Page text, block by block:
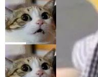
现实 过去两年，CIO们的焦
一是如何让大模型和智能体
向生产，二是如何让测试团
设置，如果用布尔值 + 可
ean 表示是否可切换，
色方案、深色方案——会产
合。方案缺了、配置冲突了
哪些组合有效，作者说，你
者部落知识"。 换个写法。
个"AI 知识库 + 聊天机器
做，没什么新鲜的。 但
r 上把事情说清楚了： 今天
re OS，一个带连接器的聊
有科技公司做的一样。只不
样。这是 Sandstorm.io 的
Deno 团队开源 Celld，
布式 Durable Objects
Ryan Dahl 领导的 Deno
目 Celld，一个能在自己机
Workers 和 Durable
计思路很直接：每个对象是
局
鲁大师7月新机性能/流畅